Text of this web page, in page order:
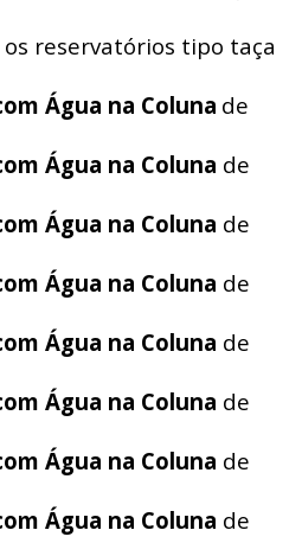
reservatórios tipo taça
Água na Coluna de
Água na Coluna de
Água na Coluna de
Água na Coluna de
Água na Coluna de
Água na Coluna de
Água na Coluna de
Água na Coluna de